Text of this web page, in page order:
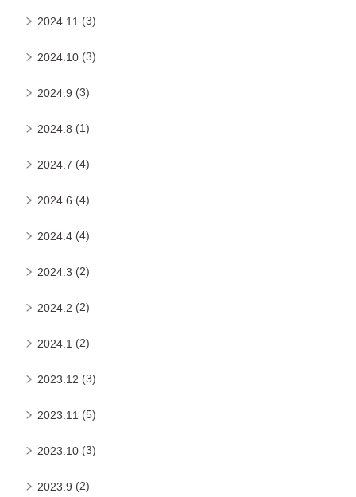
2024.11 (3)
2024.10 (3)
2024.9 (3)
2024.8 (1)
2024.7 (4)
2024.6 (4)
2024.4 (4)
2024.3 (2)
2024.2 (2)
2024.1 (2)
2023.12 (3)
2023.11 (5)
2023.10 (3)
2023.9 (2)